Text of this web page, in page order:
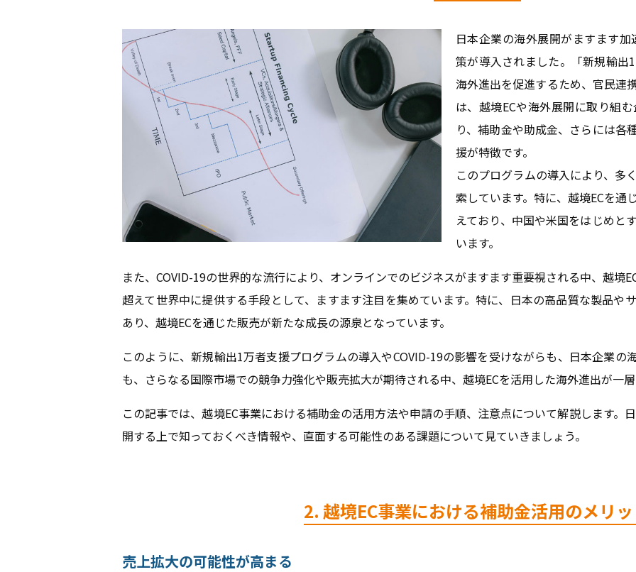
日本企業の海外展開がますます
策が導入されました。「新規輸出
海外進出を促進するため、官民連
は、越境ECや海外展開に取り組
り、補助金や助成金、さらには各
援が特徴です。
このプログラムの導入により、多
索しています。特に、越境ECを
えており、中国や米国をはじめと
います。
また、COVID-19の世界的な流行により、オンラインでのビジネスがますます重要視される中、越境
超えて世界中に提供する手段として、ますます注目を集めています。特に、日本の高品質な製品や
あり、越境ECを通じた販売が新たな成長の源泉となっています。
このように、新規輸出1万者支援プログラムの導入やCOVID-19の影響を受けながらも、日本企業の
も、さらなる国際市場での競争力強化や販売拡大が期待される中、越境ECを活用した海外進出が一層
この記事では、越境EC事業における補助金の活用方法や申請の手順、注意点について解説します。
開する上で知っておくべき情報や、直面する可能性のある課題について見ていきましょう。
2. 越境EC事業における補助金活用のメリッ
売上拡大の可能性が高まる